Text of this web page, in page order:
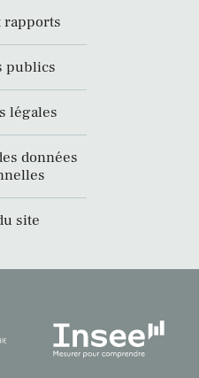
rapports
publics
légales
données
site